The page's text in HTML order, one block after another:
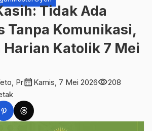
Tidak Ada
Tanpa Komunikasi,
Harian Katolik 7 Mei
Prcalendar_month Kamis, 7 Mei 2026visibility208